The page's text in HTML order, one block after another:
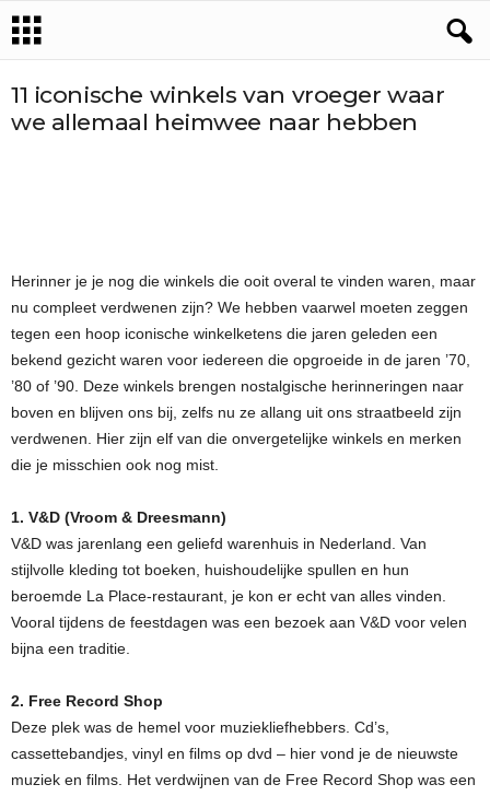
11 iconische winkels van vroeger waar
we allemaal heimwee naar hebben
Herinner je je nog die winkels die ooit overal te vinden waren, maar
nu compleet verdwenen zijn? We hebben vaarwel moeten zeggen
tegen een hoop iconische winkelketens die jaren geleden een
bekend gezicht waren voor iedereen die opgroeide in de jaren ’70,
’80 of ’90. Deze winkels brengen nostalgische herinneringen naar
boven en blijven ons bij, zelfs nu ze allang uit ons straatbeeld zijn
verdwenen. Hier zijn elf van die onvergetelijke winkels en merken
die je misschien ook nog mist.
1. V&D (Vroom & Dreesmann)
V&D was jarenlang een geliefd warenhuis in Nederland. Van
stijlvolle kleding tot boeken, huishoudelijke spullen en hun
beroemde La Place-restaurant, je kon er echt van alles vinden.
Vooral tijdens de feestdagen was een bezoek aan V&D voor velen
bijna een traditie.
2. Free Record Shop
Deze plek was de hemel voor muziekliefhebbers. Cd’s,
cassettebandjes, vinyl en films op dvd – hier vond je de nieuwste
muziek en films. Het verdwijnen van de Free Record Shop was een